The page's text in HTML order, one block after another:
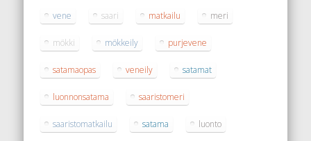
vene saari matkailu meri
mökki mökkeily purjevene
satamaopas veneily satamat
luonnonsatama saaristomeri
saaristomatkailu satama luonto